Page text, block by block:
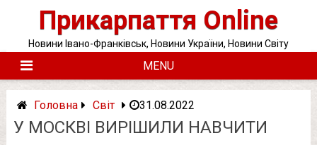
Прикарпаття Online
Новини Івано-Франківськ, Новини України, Новини Світу
MENU
Головна Світ 31.08.2022
У МОСКВІ ВИРІШИЛИ НАВЧИТИ